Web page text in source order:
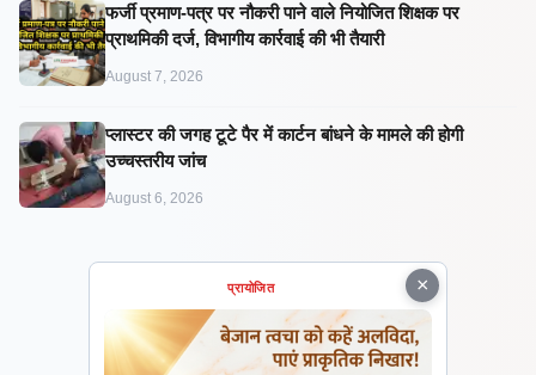
फर्जी प्रमाण-पत्र पर नौकरी पाने वाले नियोजित शिक्षक पर
प्राथमिकी दर्ज, विभागीय कार्रवाई की भी तैयारी
August 7, 2026
प्लास्टर की जगह टूटे पैर में कार्टन बांधने के मामले की होगी
उच्चस्तरीय जांच
August 6, 2026
×
प्रायोजित